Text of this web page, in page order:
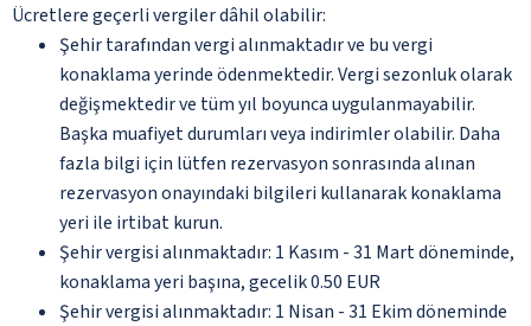
Ücretlere geçerli vergiler dâhil olabilir:
Şehir tarafından vergi alınmaktadır ve bu vergi
konaklama yerinde ödenmektedir. Vergi sezonluk olarak
değişmektedir ve tüm yıl boyunca uygulanmayabilir.
Başka muafiyet durumları veya indirimler olabilir. Daha
fazla bilgi için lütfen rezervasyon sonrasında alınan
rezervasyon onayındaki bilgileri kullanarak konaklama
yeri ile irtibat kurun.
Şehir vergisi alınmaktadır: 1 Kasım - 31 Mart döneminde,
konaklama yeri başına, gecelik 0.50 EUR
Şehir vergisi alınmaktadır: 1 Nisan - 31 Ekim döneminde